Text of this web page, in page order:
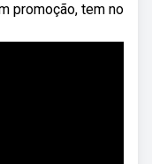
promoção, tem no